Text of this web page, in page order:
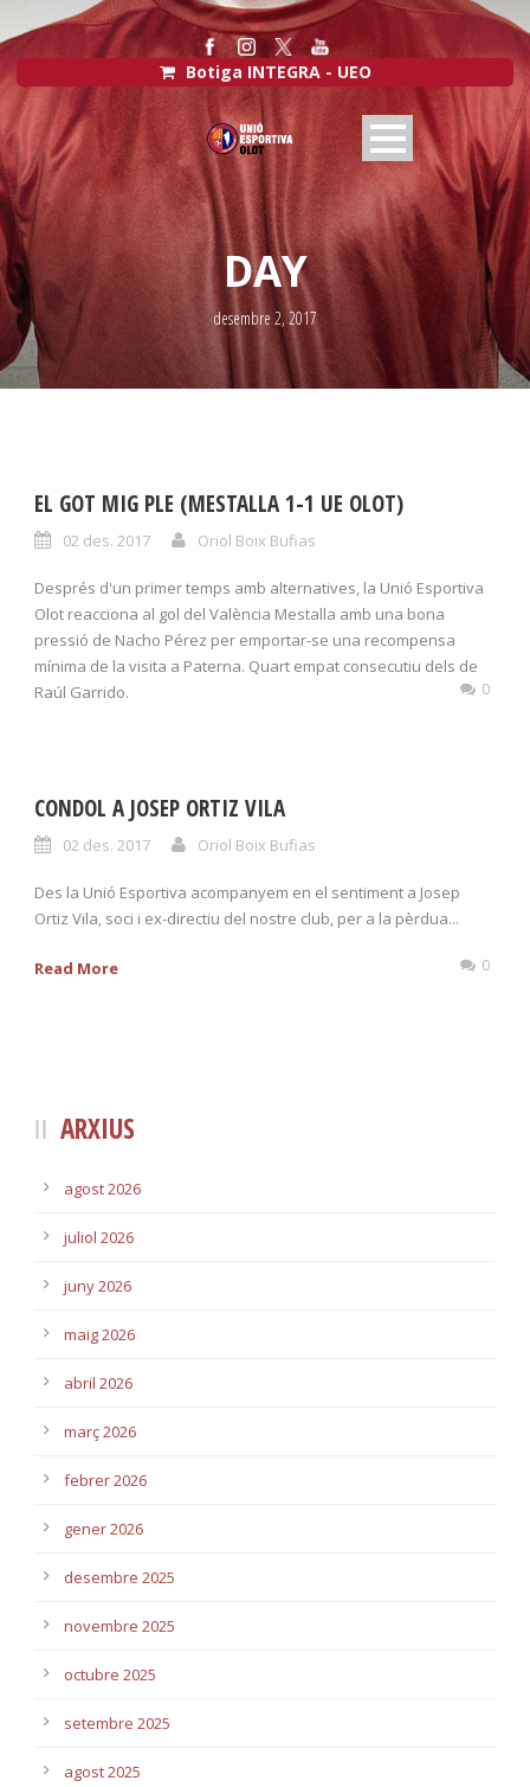
Botiga INTEGRA - UEO
DAY
desembre 2, 2017
EL GOT MIG PLE (MESTALLA 1-1 UE OLOT)
02 des. 2017 Oriol Boix Bufias
Després d'un primer temps amb alternatives, la Unió Esportiva
Olot reacciona al gol del València Mestalla amb una bona
pressió de Nacho Pérez per emportar-se una recompensa
mínima de la visita a Paterna. Quart empat consecutiu dels de
Raúl Garrido.
0
CONDOL A JOSEP ORTIZ VILA
02 des. 2017 Oriol Boix Bufias
Des la Unió Esportiva acompanyem en el sentiment a Josep
Ortiz Vila, soci i ex-directiu del nostre club, per a la pèrdua...
Read More 0
ARXIUS
agost 2026
juliol 2026
juny 2026
maig 2026
abril 2026
març 2026
febrer 2026
gener 2026
desembre 2025
novembre 2025
octubre 2025
setembre 2025
agost 2025